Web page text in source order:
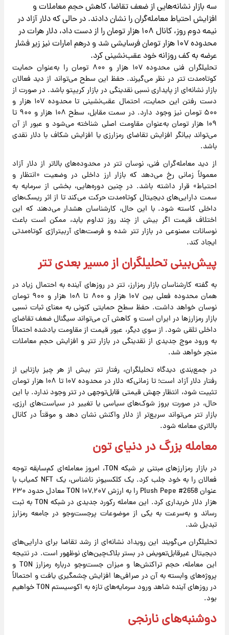
سه بازار نشانه‌هایی از ضعف تقاضا، کاهش حجم معاملات و
افزایش احتیاط معامله‌گران را نشان دادند. در حالی که دلار آزاد در
نیمه دوم روز، کانال ۱۰۸ هزار تومان را از دست داد، دلار هرات در
محدوده ۱۰۷ هزار تومان فرسایشی شد و درهم امارات نیز زیر فشار
عرضه به کف روزانه خود عقب‌نشینی کرد.
تحلیلگران فنی محدوده ۱۰۷ هزار و ۸۰۰ تومان را به‌عنوان حمایت
کوتاه‌مدت تتر در نظر می‌گیرند. حفظ این سطح می‌تواند از دید فعالان
بازار نشانه‌ای از پایداری نسبی نقدینگی در بازار کریپتو باشد. در صورت از
دست رفتن این حمایت، احتمال عقب‌نشینی تا محدوده ۱۰۷ هزار و
۵۰۰ تومان نیز وجود دارد. در سمت مقابل، سطح ۱۰۸ هزار و ۹۰۰ تا
۱۰۹ هزار تومان به‌عنوان مقاومت اصلی شناخته می‌شود و عبور از آن
می‌تواند بیانگر افزایش تقاضای رمزارزی یا افزایش شکاف با دلار نقدی
باشد.
از دید معامله‌گران فنی، نوسان تتر در محدوده‌های بالاتر از دلار آزاد
معمولاً زمانی رخ می‌دهد که بازار ارز داخلی در وضعیت «انتظار و
احتیاط» قرار داشته باشد. در چنین دوره‌هایی، بخشی از سرمایه به
سمت دارایی‌های دیجیتال کوتاه‌مدت حرکت می‌کند تا از اثر ریسک‌های
داخلی کاسته شود. با این حال، کارشناسان هشدار می‌دهند که این
اختلاف قیمت اگر بیش از چند روز تداوم یابد، ممکن است باعث
نوسانات مصنوعی در بازار تتر شده و فرصت‌های آربیتراژی کوتاه‌مدتی
ایجاد کند.
پیش‌بینی تحلیلگران از مسیر بعدی تتر
به گفته کارشناسان بازار رمزارز، تتر در روزهای آینده به احتمال زیاد در
همان محدوده فعلی بین ۱۰۷ هزار و ۸۰۰ تا ۱۰۸ هزار و ۹۰۰ تومان
نوسان خواهد داشت. حفظ سطح حمایتی کنونی به معنای ثبات نسبی
بازار رمزارزها در ایران است و کاهش آن می‌تواند سیگنال ضعف تقاضای
داخلی تلقی شود. از سوی دیگر، عبور قیمت از مقاومت یادشده احتمالاً
به ورود موج جدیدی از نقدینگی در بازار تتر و افزایش حجم معاملات
منجر خواهد شد.
در جمع‌بندی دیدگاه تحلیلگران، رفتار تتر بیش از هر چیز بازتابی از
رفتار دلار آزاد است؛ تا زمانی‌که دلار در محدوده ۱۰۷ تا ۱۰۸ هزار تومان
تثبیت شود، انتظار جهش قیمتی قابل‌توجهی در تتر وجود ندارد. با این
حال، در صورت بروز شوک‌های سیاسی یا تغییر در سیاست‌های ارزی،
بازار تتر می‌تواند سریع‌تر از دلار واکنش نشان دهد و موقتاً در کانال
بالاتری معامله شود.
معامله بزرگ در دنیای تون
در بازار رمزارزهای مبتنی بر شبکه TON، امروز معامله‌ای کم‌سابقه توجه
فعالان را به خود جلب کرد. یک کلکسیونر ناشناس، یک NFT کمیاب با
عنوان Plush Pepe #2658 را به ارزش ۱۰۷,۲۰۷ TON معادل حدود ۲۳۰
هزار دلار خریداری کرد. این معامله رکورد جدیدی در شبکه TON به ثبت
رساند و به‌سرعت به یکی از موضوعات پرجست‌وجو در جامعه رمزارز
تبدیل شد.
تحلیلگران می‌گویند این رویداد نشانه‌ای از رشد تقاضا برای دارایی‌های
دیجیتال غیرقابل‌تعویض در بستر بلاک‌چین‌های نوظهور است. در نتیجه
این معامله، حجم تراکنش‌ها و میزان جست‌وجو درباره رمزارز TON و
پروژه‌های وابسته به آن در صرافی‌ها افزایش چشمگیری یافت و احتمالاً
در روزهای آینده شاهد ورود سرمایه‌های تازه به اکوسیستم TON خواهیم
بود.
دوشنبه‌های نارنجی